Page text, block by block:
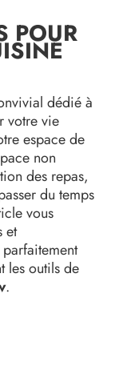
POUR
dédié à
votre vie
espace de
non
des repas,
du temps
vous
et
les outils de
.